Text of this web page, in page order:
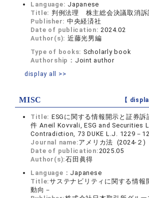
Language: Japanese
Title: 判例法理 株主総会決議取消訴
Publisher: 中央経済社
Date of publication:2024.02
Author(s): 近藤光男編
Type of books: Scholarly book
Authorship： Joint author
display all >>
MISC 【
Title: ESGに関する情報開示と証券
件 Aneil Kovvali, ESG and Securities
Contradiction, 73 DUKE L.J. 1229－
Journal name:アメリカ法 (2024-２)
Date of publication:2025.05
Author(s):石田眞得
Language： Japanese
Title:サステナビリティに関する情報
動向－